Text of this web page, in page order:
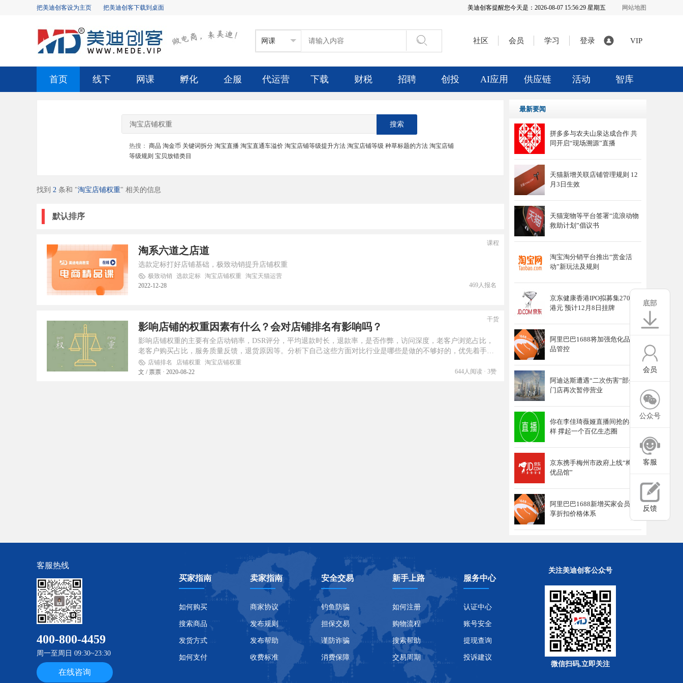
底部
会员
公众号
客服
反馈
把美迪创客设为主页 把美迪创客下载到桌面 美迪创客提醒您今天是： 2026-08-07 15:56:29 星期五 网站地图
 社区 会员 学习 登录 VIP
首页 线下 网课 孵化 企服 代运营 下载 财税 招聘 创投 AI应用 供应链 活动 智库
搜索
热搜： 商品 淘金币 关键词拆分 淘宝直播 淘宝直通车溢价 淘宝店铺等级提升方法 淘宝店铺等级 种草标题的方法 淘宝店铺
等级规则 宝贝放错类目
找到 2 条和 "淘宝店铺权重" 相关的信息
默认排序
课程
淘系六道之店道
选款定标打好店铺基础，极致动销提升店铺权重
极致动销 选款定标 淘宝店铺权重 淘宝天猫运营
2022-12-28
469人报名
干货
影响店铺的权重因素有什么？会对店铺排名有影响吗？
影响店铺权重的主要有全店动销率，DSR评分，平均退款时长，退款率，是否作弊，访问深度，老客户浏览占比，
老客户购买占比，服务质量反馈，退货原因等。分析下自己这些方面对比行业是哪些是做的不够好的，优先着手优
化。店铺排名 店铺权重 淘宝店铺权重
文 / 票票 · 2020-08-22
644人阅读 · 3赞
最新要闻
拼多多与农夫山泉达成合作 共
同开启“现场溯源”直播
天猫新增关联店铺管理规则 12
月3日生效
天猫宠物等平台签署“流浪动物
救助计划”倡议书
淘宝淘分销平台推出“赏金活
动”新玩法及规则
京东健康香港IPO拟募集270亿
港元 预计12月8日挂牌
阿里巴巴1688将加强危化品商
品管控
阿迪达斯遭遇“二次伤害”部分
门店再次暂停营业
你在李佳琦薇娅直播间抢的小
样 撑起一个百亿生态圈
京东携手梅州市政府上线“梅州
优品馆”
阿里巴巴1688新增买家会员专
享折扣价格体系
客服热线
400-800-4459
周一至周日 09:30~23:30
在线咨询
买家指南
如何购买
搜索商品
发货方式
如何支付
卖家指南
商家协议
发布规则
发布帮助
收费标准
安全交易
钓鱼防骗
担保交易
谨防诈骗
消费保障
新手上路
如何注册
购物流程
搜索帮助
交易周期
服务中心
认证中心
账号安全
提现查询
投诉建议
关注美迪创客公众号
微信扫码,立即关注